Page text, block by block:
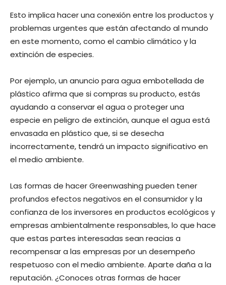
Esto implica hacer una conexión entre los productos y
problemas urgentes que están afectando al mundo
en este momento, como el cambio climático y la
extinción de especies.
Por ejemplo, un anuncio para agua embotellada de
plástico afirma que si compras su producto, estás
ayudando a conservar el agua o proteger una
especie en peligro de extinción, aunque el agua está
envasada en plástico que, si se desecha
incorrectamente, tendrá un impacto significativo en
el medio ambiente.
Las formas de hacer Greenwashing pueden tener
profundos efectos negativos en el consumidor y la
confianza de los inversores en productos ecológicos y
empresas ambientalmente responsables, lo que hace
que estas partes interesadas sean reacias a
recompensar a las empresas por un desempeño
respetuoso con el medio ambiente. Aparte daña a la
reputación. ¿Conoces otras formas de hacer